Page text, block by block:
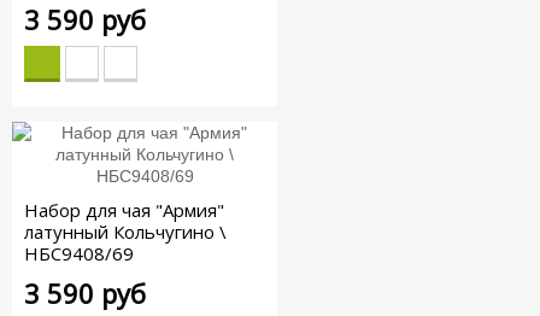
3 590 руб
Набор для чая "Армия"
латунный Кольчугино \
НБС9408/69
3 590 руб